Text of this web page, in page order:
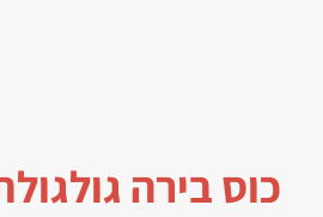
כוס בירה